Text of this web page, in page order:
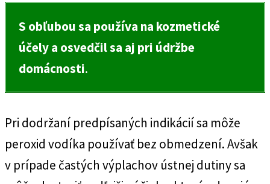
S obľubou sa používa na kozmetické
účely a osvedčil sa aj pri údržbe
domácnosti.
Pri dodržaní predpísaných indikácií sa môže
peroxid vodíka používať bez obmedzení. Avšak
v prípade častých výplachov ústnej dutiny sa